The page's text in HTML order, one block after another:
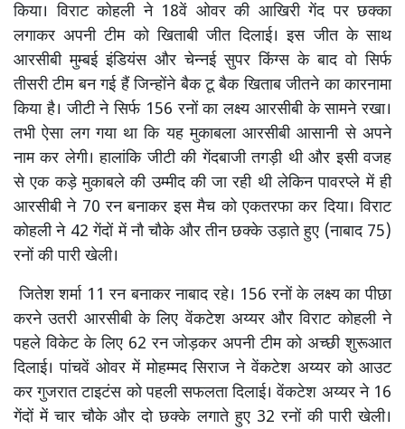
किया। विराट कोहली ने 18वें ओवर की आखिरी गेंद पर छक्का
लगाकर अपनी टीम को खिताबी जीत दिलाई। इस जीत के साथ
आरसीबी मुम्बई इंडियंस और चेन्नई सुपर किंग्स के बाद वो सिर्फ
तीसरी टीम बन गई हैं जिन्होंने बैक टू बैक खिताब जीतने का कारनामा
किया है। जीटी ने सिर्फ 156 रनों का लक्ष्य आरसीबी के सामने रखा।
तभी ऐसा लग गया था कि यह मुकाबला आरसीबी आसानी से अपने
नाम कर लेगी। हालांकि जीटी की गेंदबाजी तगड़ी थी और इसी वजह
से एक कड़े मुकाबले की उम्मीद की जा रही थी लेकिन पावरप्ले में ही
आरसीबी ने 70 रन बनाकर इस मैच को एकतरफा कर दिया। विराट
कोहली ने 42 गेंदों में नौ चौके और तीन छक्के उड़ाते हुए (नाबाद 75)
रनों की पारी खेली।
जितेश शर्मा 11 रन बनाकर नाबाद रहे। 156 रनों के लक्ष्य का पीछा
करने उतरी आरसीबी के लिए वेंकटेश अय्यर और विराट कोहली ने
पहले विकेट के लिए 62 रन जोड़कर अपनी टीम को अच्छी शुरूआत
दिलाई। पांचवें ओवर में मोहम्मद सिराज ने वेंकटेश अय्यर को आउट
कर गुजरात टाइटंस को पहली सफलता दिलाई। वेंकटेश अय्यर ने 16
गेंदों में चार चौके और दो छक्के लगाते हुए 32 रनों की पारी खेली।